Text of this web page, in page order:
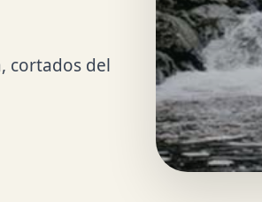
cortados del